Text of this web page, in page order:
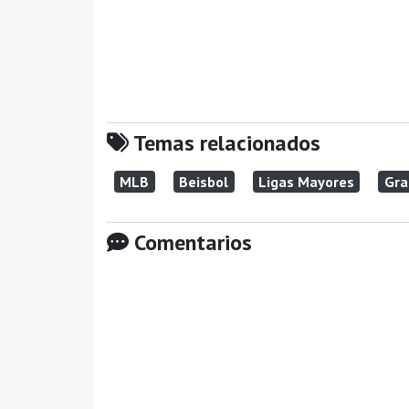
Temas relacionados
MLB Beisbol Ligas Mayores
Comentarios